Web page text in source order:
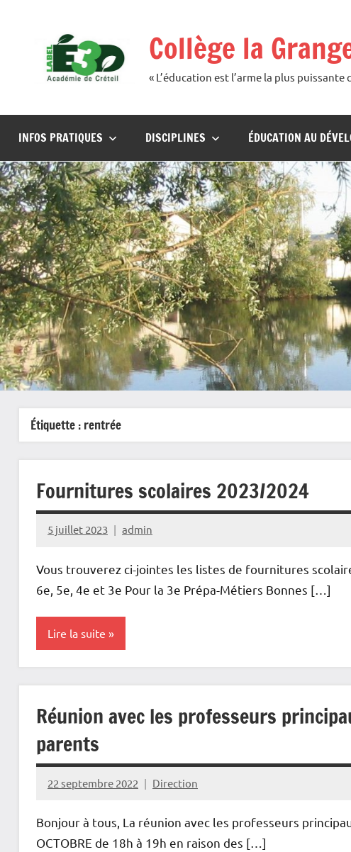
Collège la
« L’éducation est l’arme la plus
INFOS PRATIQUES DISCIPLINES ÉDUCATION AU
Étiquette : rentrée
Fournitures scolaires 2023/2024
5 juillet 2023 admin
Vous trouverez ci-jointes les listes de fournitures
6e, 5e, 4e et 3e Pour la 3e Prépa-Métiers Bonnes […]
Lire la suite
Réunion avec les professeurs
parents
22 septembre 2022 Direction
Bonjour à tous, La réunion avec les professeurs
OCTOBRE de 18h à 19h en raison des […]